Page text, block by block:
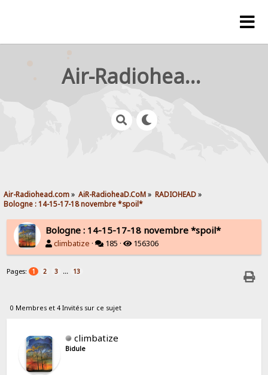
Air-Radiohead.com
Air-Radiohead.com» AiR-RadioheaD.CoM» RADIOHEAD»
Bologne : 14-15-17-18 novembre *spoil*
Bologne : 14-15-17-18 novembre *spoil*
climbatize · 185 · 156306
Pages: 1 2 3 ... 13
0 Membres et 4 Invités sur ce sujet
climbatize
Bidule